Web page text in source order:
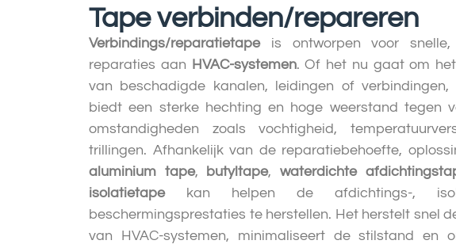
Tape verbinden/repareren
Verbindings/reparatietapeis ontworpen voor snelle,
reparaties aan HVAC-systemen. Of het nu gaat om
van beschadigde kanalen, leidingen of
biedt een sterke hechting en hoge weerstand tegen
omstandigheden zoals vochtigheid,
trillingen. Afhankelijk van de reparatiebehoefte,
aluminium tape, butyltape,waterdichte
isolatietapekan helpen de afdichtings-,
beschermingsprestaties te herstellen. Het herstelt snel
van HVAC-systemen, minimaliseert de stilstand en